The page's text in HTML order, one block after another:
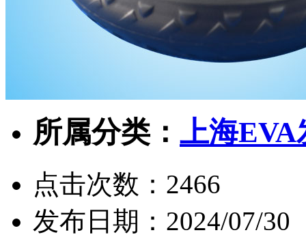
所属分类： 上海EVA
点击次数： 2466
发布日期： 2024/07/30